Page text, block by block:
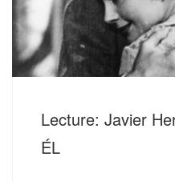
Lecture: Javier
ÉL